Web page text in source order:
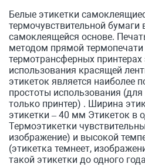
Белые этикетки
термочувствительной бумаги
самоклеящейся основе.
методом прямой термопечати
термотрансферных принтерах
использования красящей
этикеток является наиболее
простоты использования (для
только принтер) . Ширина
этикетки – 40 мм Этикеток в
Термоэтикетки
изображение) и высокой
(этикетка темнеет,
такой этикетки до одного